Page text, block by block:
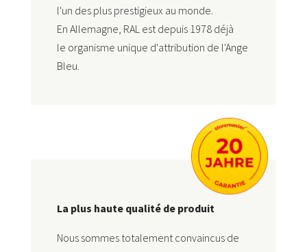
l'un des plus prestigieux au monde.
En Allemagne, RAL est depuis 1978 déjà
le organisme unique d'attribution de l'Ange
Bleu.
La plus haute qualité de produit
Nous sommes totalement convaincus de